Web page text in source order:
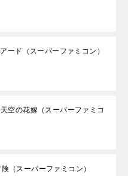
ード（スーパーファミコン）
空の花嫁（スーパーファミコ
（スーパーファミコン）